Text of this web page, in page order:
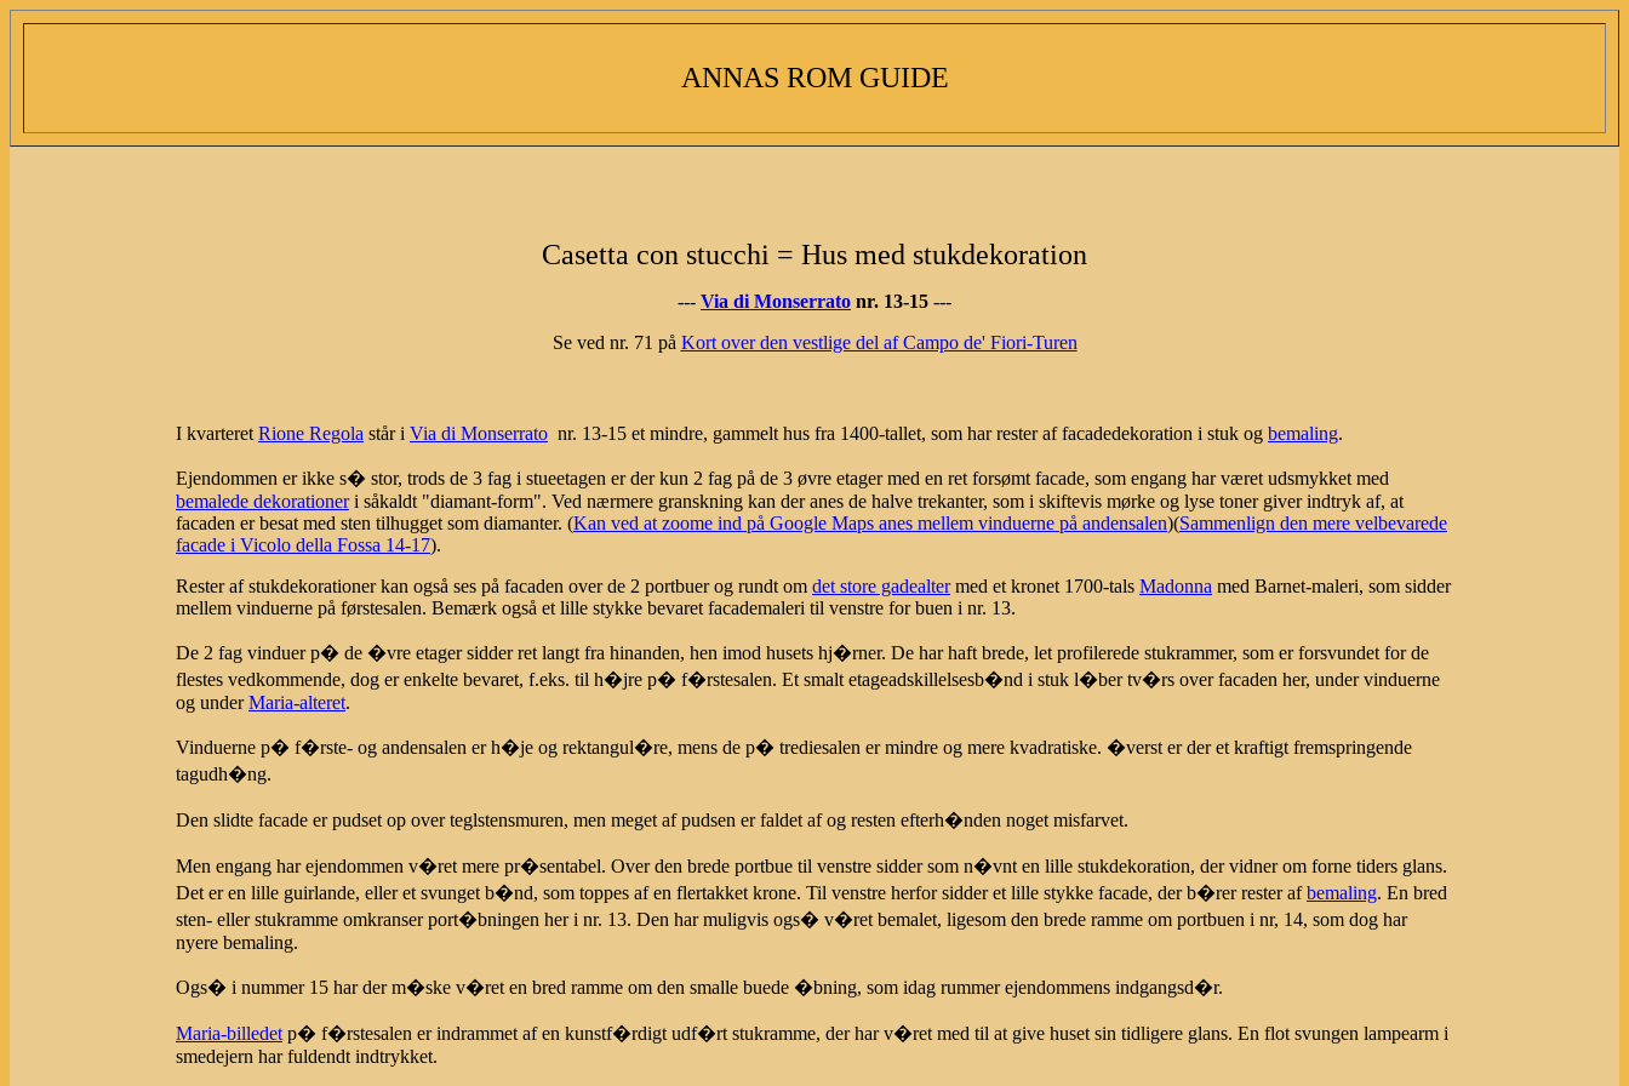
ANNAS ROM GUIDE
Casetta con stucchi = Hus med stukdekoration
--- Via di Monserrato nr. 13-15 ---
Se ved nr. 71 på Kort over den vestlige del af Campo de' Fiori-Turen
I kvarteret Rione Regola står i Via di Monserrato nr. 13-15 et mindre, gammelt hus fra 1400-tallet, som har rester af facadedekoration i stuk og bemaling.
Ejendommen er ikke s� stor, trods de 3 fag i stueetagen er der kun 2 fag på de 3 øvre etager med en ret forsømt facade, som engang har været udsmykket med
bemalede dekorationeri såkaldt "diamant-form". Ved nærmere granskning kan der anes de halve trekanter, som i skiftevis mørke og lyse toner giver indtryk af, at
facaden er besat med sten tilhugget som diamanter. (Kan ved at zoome ind på Google Maps anes mellem vinduerne på andensalen)(Sammenlign den mere velbevarede
facade i Vicolo della Fossa 14-17).
Rester af stukdekorationer kan også ses på facaden over de 2 portbuer og rundt om det store gadealtermed et kronet 1700-tals Madonna med Barnet-maleri, som sidder
mellem vinduerne på førstesalen. Bemærk også et lille stykke bevaret facademaleri til venstre for buen i nr. 13.
De 2 fag vinduer p� de �vre etager sidder ret langt fra hinanden, hen imod husets hj�rner. De har haft brede, let profilerede stukrammer, som er forsvundet for de
flestes vedkommende, dog er enkelte bevaret, f.eks. til h�jre p� f�rstesalen. Et smalt etageadskillelsesb�nd i stuk l�ber tv�rs over facaden her, under vinduerne
og underMaria-alteret.
Vinduerne p� f�rste- og andensalen er h�je og rektangul�re, mens de p� trediesalen er mindre og mere kvadratiske. �verst er der et kraftigt fremspringende
tagudh�ng.
Den slidte facade er pudset op over teglstensmuren, men meget af pudsen er faldet af og resten efterh�nden noget misfarvet.
Men engang har ejendommen v�ret mere pr�sentabel. Over den brede portbue til venstre sidder som n�vnt en lille stukdekoration, der vidner om forne tiders glans.
Det er en lille guirlande, eller et svunget b�nd, som toppes af en flertakket krone. Til venstre herfor sidder et lille stykke facade, der b�rer rester afbemaling. En bred
sten- eller stukramme omkranser port�bningen her i nr. 13. Den har muligvis ogs� v�ret bemalet, ligesom den brede ramme om portbuen i nr, 14, som dog har
nyere bemaling.
Ogs� i nummer 15 har der m�ske v�ret en bred ramme om den smalle buede �bning, som idag rummer ejendommens indgangsd�r.
Maria-billedet p� f�rstesalen er indrammet af en kunstf�rdigt udf�rt stukramme, der har v�ret med til at give huset sin tidligere glans. En flot svungen lampearm i
smedejern har fuldendt indtrykket.